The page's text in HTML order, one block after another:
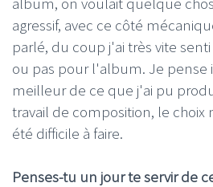
agressif, avec ce côté
parlé, du coup j'ai très vite
ou pas pour l'album. Je pense
meilleur de ce que j'ai pu
travail de composition, le
été difficile à faire.
Penses-tu un jour te servir de